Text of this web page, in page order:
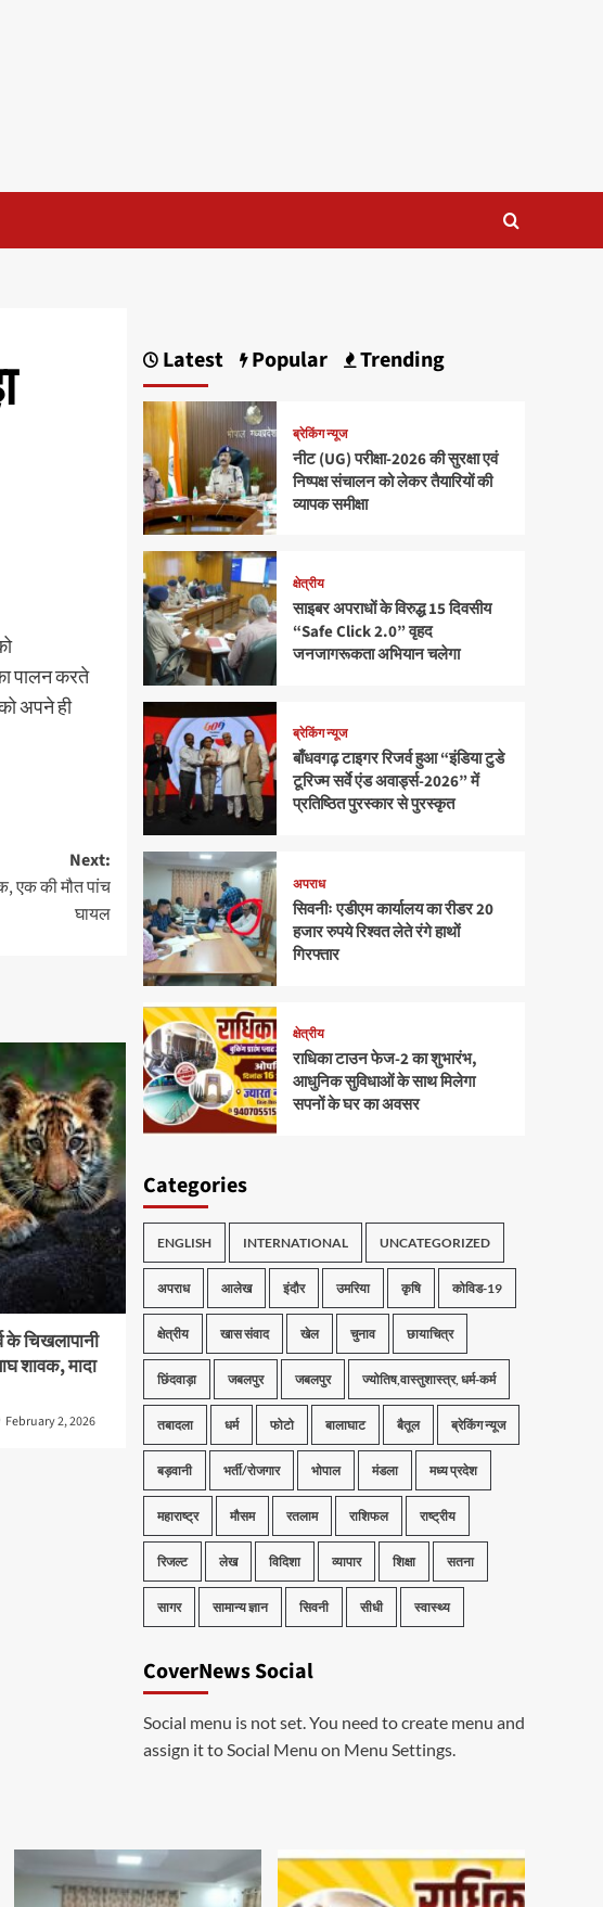
पालन करते
अपने ही
Next:
एक की मौत पांच
घायल
के चिखलापानी
शावक, मादा
February 2, 2026
Latest Popular Trending
ब्रेकिंग न्यूज
नीट (UG) परीक्षा-2026 की सुरक्षा एवं
निष्पक्ष संचालन को लेकर तैयारियों की
व्यापक समीक्षा
क्षेत्रीय
साइबर अपराधों के विरुद्ध 15 दिवसीय
“Safe Click 2.0” वृहद
जनजागरूकता अभियान चलेगा
ब्रेकिंग न्यूज
बाँधवगढ़ टाइगर रिजर्व हुआ “इंडिया टुडे
टूरिज्म सर्वे एंड अवार्ड्स-2026” में
प्रतिष्ठित पुरस्कार से पुरस्कृत
अपराध
सिवनीः एडीएम कार्यालय का रीडर 20
हजार रुपये रिश्वत लेते रंगे हाथों
गिरफ्तार
क्षेत्रीय
राधिका टाउन फेज-2 का शुभारंभ,
आधुनिक सुविधाओं के साथ मिलेगा
सपनों के घर का अवसर
Categories
ENGLISH INTERNATIONAL UNCATEGORIZED
अपराध आलेख इंदौर उमरिया कृषि कोविड-19
क्षेत्रीय खास संवाद खेल चुनाव छायाचित्र
छिंदवाड़ा जबलपुर जबलपुर ज्योतिष,वास्तुशास्त्र, धर्म-कर्म
तबादला धर्म फोटो बालाघाट बैतूल ब्रेकिंग न्यूज
बड़वानी भर्ती/रोजगार भोपाल मंडला मध्य प्रदेश
महाराष्ट्र मौसम रतलाम राशिफल राष्ट्रीय
रिजल्ट लेख विदिशा व्यापार शिक्षा सतना
सागर सामान्य ज्ञान सिवनी सीधी स्वास्थ्य
CoverNews Social
Social menu is not set. You need to create menu and
assign it to Social Menu on Menu Settings.